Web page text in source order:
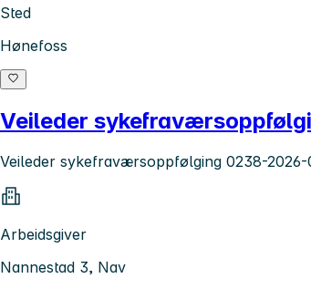
Sted
Hønefoss
Veileder
Veileder sykefraværsoppfølging 0238-2026-
Arbeidsgiver
Nannestad 3, Nav